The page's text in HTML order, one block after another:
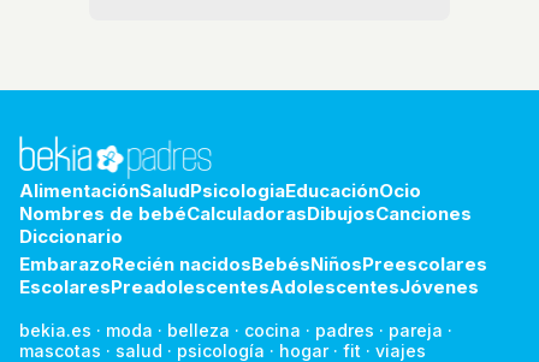
AlimentaciónSaludPsicologiaEducaciónOcio
Nombres de bebéCalculadorasDibujosCanciones
Diccionario
EmbarazoRecién nacidosBebésNiñosPreescolares
EscolaresPreadolescentesAdolescentesJóvenes
bekia.es · moda · belleza · cocina · padres · pareja ·
mascotas · salud · psicología · hogar· fit · viajes